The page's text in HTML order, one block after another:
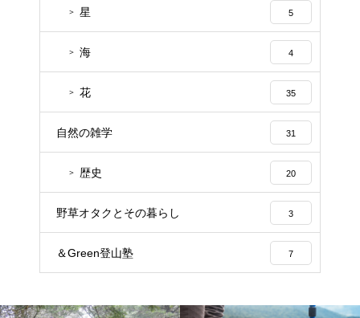
星 5
海 4
花 35
自然の雑学 31
歴史 20
野草オタクとその暮らし 3
＆Green登山塾 7